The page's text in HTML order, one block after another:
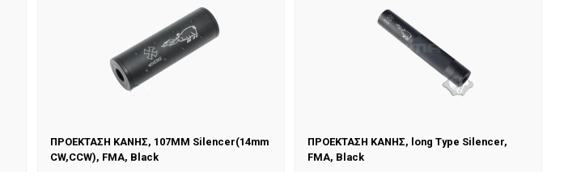
ΠΡΟΕΚΤΑΣΗ ΚΑΝΗΣ, 107MM Silencer(14mm
CW,CCW), FMA, Black
ΠΡΟΕΚΤΑΣΗ ΚΑΝΗΣ, long Type Silencer,
FMA, Black